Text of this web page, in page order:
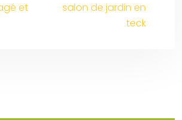
et
salon de jardin en
teck